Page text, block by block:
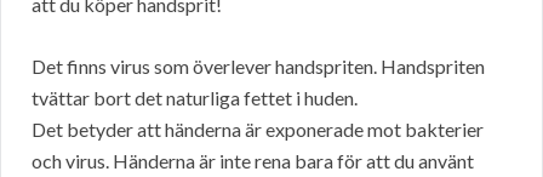
Det finns virus som överlever handspriten. Handspriten
tvättar bort det naturliga fettet i huden.
Det betyder att händerna är exponerade mot bakterier
och virus. Händerna är inte rena bara för att du använt